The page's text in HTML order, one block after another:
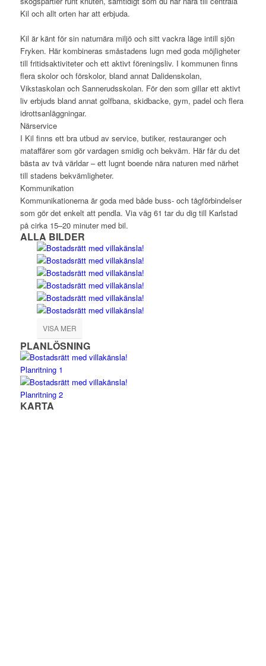
Kil och allt orten har att erbjuda.
Kil är känt för sin naturnära miljö och sitt vackra läge intill sjön
Fryken. Här kombineras småstadens lugn med goda möjligheter
till fritidsaktiviteter och ett aktivt föreningsliv. I kommunen finns
flera skolor och förskolor, bland annat Dalidenskolan,
Vikstaskolan och Sannerudsskolan. För den som gillar ett aktivt
liv erbjuds bland annat golfbana, skidbacke, gym, padel och flera
idrottsanläggningar.
Närservice
I Kil finns ett bra utbud av service, butiker, restauranger och
mataffärer som gör vardagen smidig och bekväm. Här får du det
bästa av två världar – ett lugnt boende nära naturen med närhet
till stadens bekvämligheter.
Kommunikation
Kommunikationerna är goda med både buss- och tågförbindelser
som gör det enkelt att pendla. Via väg 61 tar du dig till Karlstad
på cirka 15–20 minuter med bil.
ALLA BILDER
VISA MER
PLANLÖSNING
Planritning 1
Planritning 2
KARTA